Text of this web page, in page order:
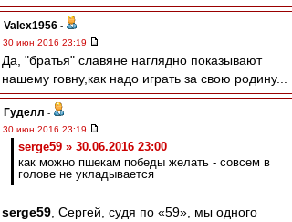
Valex1956 -
30 июн 2016 23:19
Да, "братья" славяне наглядно показывают
нашему говну,как надо играть за свою родину...
Гуделл -
30 июн 2016 23:19
serge59 » 30.06.2016 23:00
как можно пшекам победы желать - совсем в
голове не укладывается
serge59 , Сергей, судя по «59», мы одного